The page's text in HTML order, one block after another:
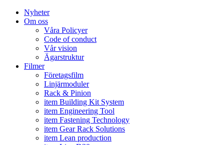
Nyheter
Om oss
Våra Policyer
Code of conduct
Vår vision
Ägarstruktur
Filmer
Företagsfilm
Linjärmoduler
Rack & Pinion
item Building Kit System
item Engineering Tool
item Fastening Technology
item Gear Rack Solutions
item Lean production